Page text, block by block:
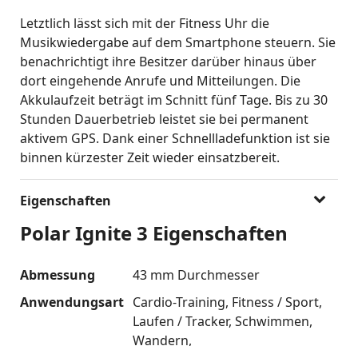
Letztlich lässt sich mit der Fitness Uhr die
Musikwiedergabe auf dem Smartphone steuern. Sie
benachrichtigt ihre Besitzer darüber hinaus über
dort eingehende Anrufe und Mitteilungen. Die
Akkulaufzeit beträgt im Schnitt fünf Tage. Bis zu 30
Stunden Dauerbetrieb leistet sie bei permanent
aktivem GPS. Dank einer Schnellladefunktion ist sie
binnen kürzester Zeit wieder einsatzbereit.
Eigenschaften
Polar Ignite 3 Eigenschaften
Abmessung
43 mm Durchmesser
Anwendungsart Cardio-Training Fitness / Sport
Laufen / Tracker Schwimmen
Wandern